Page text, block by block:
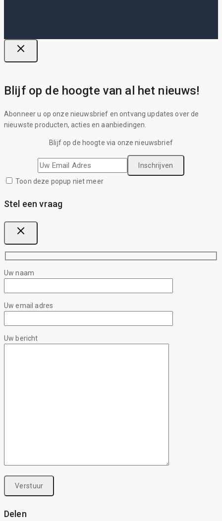
Blijf op de hoogte van al het nieuws!
Abonneer u op onze nieuwsbrief en ontvang updates over de
nieuwste producten, acties en aanbiedingen.
Blijf op de hoogte via onze nieuwsbrief
Toon deze popup niet meer
Stel een vraag
Uw naam
Uw email adres
Uw bericht
Delen